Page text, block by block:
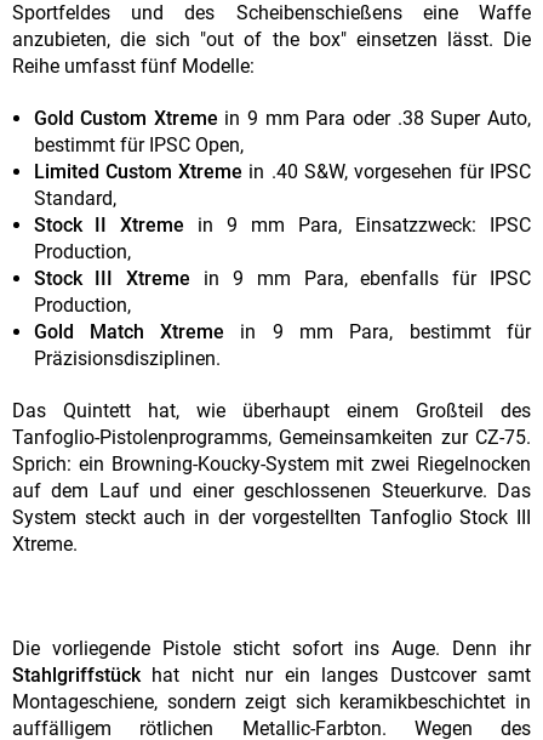
Sportfeldes und des Scheibenschießens eine Waffe
anzubieten, die sich "out of the box" einsetzen lässt. Die
Reihe umfasst fünf Modelle:
Gold Custom Xtreme in 9 mm Para oder .38 Super Auto,
bestimmt für IPSC Open,
Limited Custom Xtreme in .40 S&W, vorgesehen für IPSC
Standard,
Stock II Xtreme in 9 mm Para, Einsatzzweck: IPSC
Production,
Stock III Xtreme in 9 mm Para, ebenfalls für IPSC
Production,
Gold Match Xtreme in 9 mm Para, bestimmt für
Präzisionsdisziplinen.
Das Quintett hat, wie überhaupt einem Großteil des
Tanfoglio-Pistolenprogramms, Gemeinsamkeiten zur CZ-75.
Sprich: ein Browning-Koucky-System mit zwei Riegelnocken
auf dem Lauf und einer geschlossenen Steuerkurve. Das
System steckt auch in der vorgestellten Tanfoglio Stock III
Xtreme.
Die vorliegende Pistole sticht sofort ins Auge. Denn ihr
Stahlgriffstück hat nicht nur ein langes Dustcover samt
Montageschiene, sondern zeigt sich keramikbeschichtet in
auffälligem rötlichen Metallic-Farbton. Wegen des